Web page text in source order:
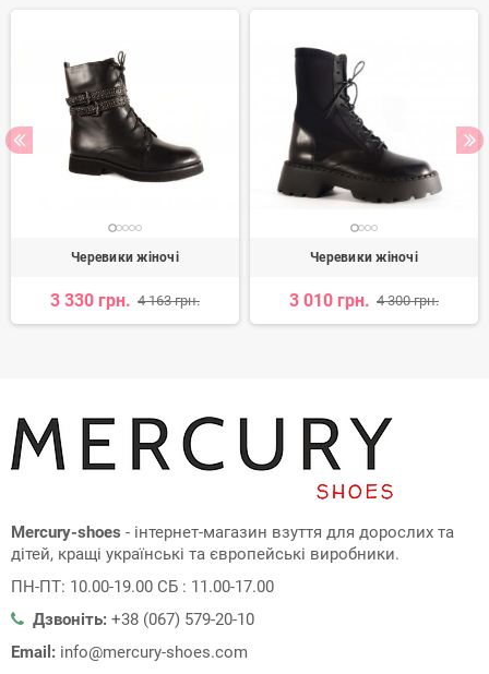
Черевики жіночі
3 330 грн. 4 163 грн.
Черевики жіночі
3 010 грн. 4 300 грн.
Mercury-shoes - інтернет-магазин взуття для дорослих та
дітей, кращі українські та європейські виробники.
ПН-ПТ: 10.00-19.00 СБ : 11.00-17.00
Дзвоніть: +38 (067) 579-20-10
Email: info@mercury-shoes.com